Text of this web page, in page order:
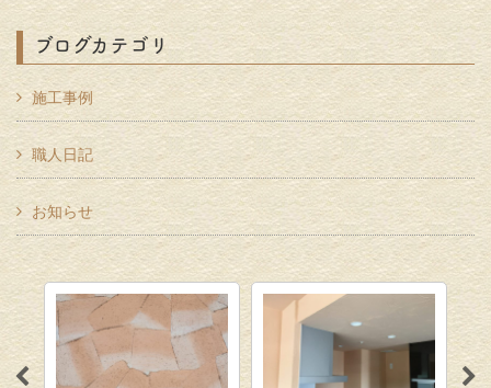
ブログカテゴリ
施工事例
職人日記
お知らせ